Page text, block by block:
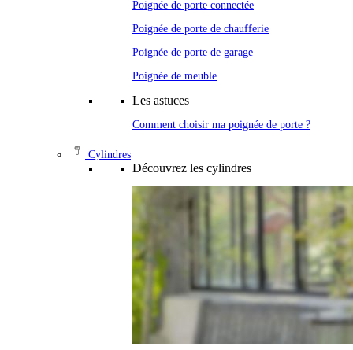
Poignée de porte connectée
Poignée de porte de chaufferie
Poignée de porte de garage
Poignée de meuble
Les astuces
Comment choisir ma poignée de porte ?
Cylindres
Découvrez les cylindres